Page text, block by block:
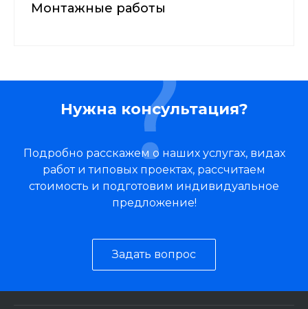
Монтажные работы
Нужна консультация?
Подробно расскажем о наших услугах, видах
работ и типовых проектах, рассчитаем
стоимость и подготовим индивидуальное
предложение!
Задать вопрос